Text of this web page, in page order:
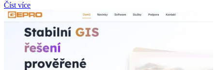
Číst více